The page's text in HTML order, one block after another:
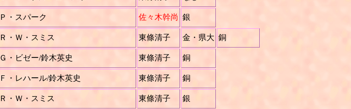
Ｐ・スパーク 佐々木幹尚 銀
Ｒ・Ｗ・スミス 東條清子 金・県大 銅
Ｇ・ビゼー/鈴木英史 東條清子 銅
Ｆ・レハール/鈴木英史 東條清子 銅
Ｒ・Ｗ・スミス 東條清子 銀